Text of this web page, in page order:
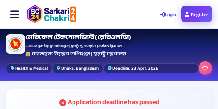
Login Register
মেডিকেল টেকনোলজিস্ট (রেডিওলজি)
— মাদকদ্রব্য নিয়ন্ত্রণ অধিদপ্তর | স্বরাষ্ট্র মন্ত্রণালয় নিয়োগ বিজ্ঞপ্তি ২০২৬
মাদকদ্রব্য নিয়ন্ত্রণ অধিদপ্তর | স্বরাষ্ট্র মন্ত্রণালয়
Health & Medical Dhaka, Bangladesh Deadline: 23 April, 2026
Application deadline has passed